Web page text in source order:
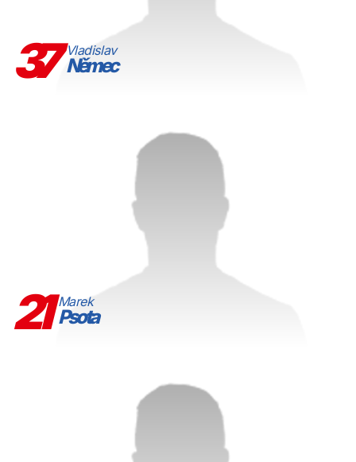
37 Vladislav
Němec
21 Marek
Psota